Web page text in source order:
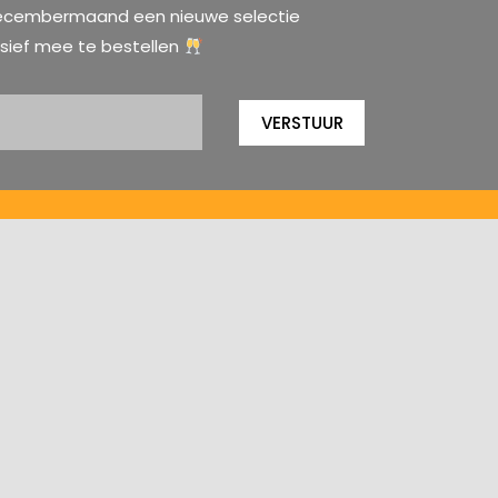
een nieuwe selectie
mee te bestellen
VERSTUUR